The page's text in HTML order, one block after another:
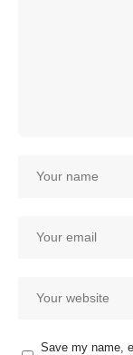
Save my name,